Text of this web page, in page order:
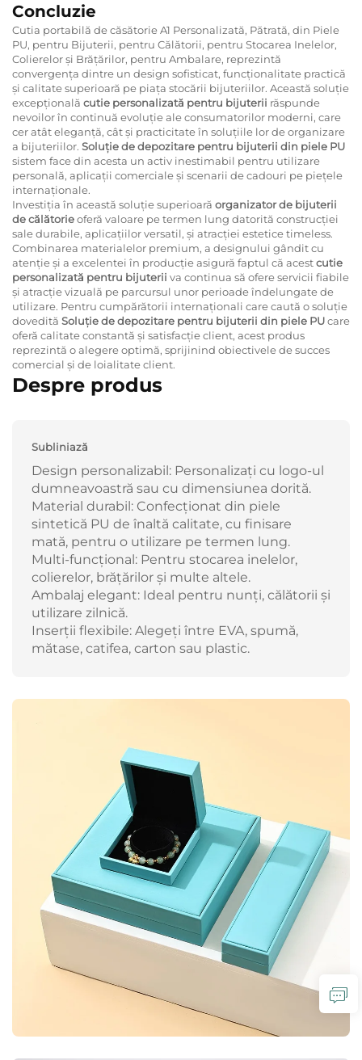
Concluzie
Cutia portabilă de căsătorie A1 Personalizată, Pătrată, din Piele
PU, pentru Bijuterii, pentru Călătorii, pentru Stocarea Inelelor,
Colierelor și Brățărilor, pentru Ambalare, reprezintă
convergența dintre un design sofisticat, funcționalitate practică
și calitate superioară pe piața stocării bijuteriilor. Această soluție
excepțională cutie personalizată pentru bijuterii răspunde
nevoilor în continuă evoluție ale consumatorilor moderni, care
cer atât eleganță, cât și practicitate în soluțiile lor de organizare
a bijuteriilor. Soluție de depozitare pentru bijuterii din piele PU
sistem face din acesta un activ inestimabil pentru utilizare
personală, aplicații comerciale și scenarii de cadouri pe piețele
internaționale.
Investiția în această soluție superioară organizator de bijuterii
de călătorieoferă valoare pe termen lung datorită construcției
sale durabile, aplicațiilor versatil, și atracției estetice timeless.
Combinarea materialelor premium, a designului gândit cu
atenție și a excelentei în producție asigură faptul că acestcutie
personalizată pentru bijuterii va continua să ofere servicii fiabile
și atracție vizuală pe parcursul unor perioade îndelungate de
utilizare. Pentru cumpărătorii internaționali care caută o soluție
dovedită Soluție de depozitare pentru bijuterii din piele PUcare
oferă calitate constantă și satisfacție client, acest produs
reprezintă o alegere optimă, sprijinind obiectivele de succes
comercial și de loialitate client.
Despre produs
Subliniază
Design personalizabil: Personalizați cu logo-ul
dumneavoastră sau cu dimensiunea dorită.
Material durabil: Confecționat din piele
sintetică PU de înaltă calitate, cu finisare
mată, pentru o utilizare pe termen lung.
Multi-funcțional: Pentru stocarea inelelor,
colierelor, brățărilor și multe altele.
Ambalaj elegant: Ideal pentru nunți, călătorii și
utilizare zilnică.
Inserții flexibile: Alegeți între EVA, spumă,
mătase, catifea, carton sau plastic.